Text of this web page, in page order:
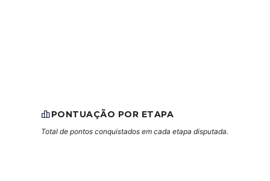
PONTUAÇÃO POR ETAPA
Total de pontos conquistados em cada etapa disputada.